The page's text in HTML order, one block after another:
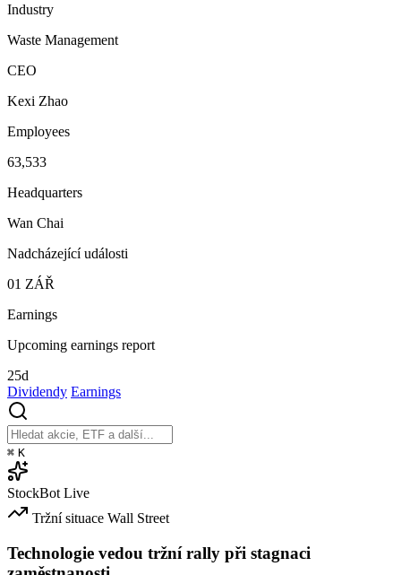
Industry
Waste Management
CEO
Kexi Zhao
Employees
63,533
Headquarters
Wan Chai
Nadcházející události
01 ZÁŘ
Earnings
Upcoming earnings report
25d
Dividendy Earnings
⌘ K
StockBot Live
Tržní situace Wall Street
Technologie vedou tržní rally při stagnaci